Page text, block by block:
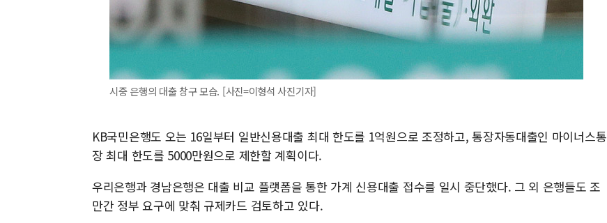
시중 은행의 대출 창구 모습. [사진=이형석 사진기자]
KB국민은행도 오는 16일부터 일반신용대출 최대 한도를 1억원으로 조정하고, 통장자동대출인 마이너스통
장 최대 한도를 5000만원으로 제한할 계획이다.
우리은행과 경남은행은 대출 비교 플랫폼을 통한 가계 신용대출 접수를 일시 중단했다. 그 외 은행들도 조
만간 정부 요구에 맞춰 규제카드 검토하고 있다.